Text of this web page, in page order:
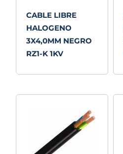
CABLE LIBRE
HALOGENO
3X4,0MM NEGRO
RZ1-K 1KV